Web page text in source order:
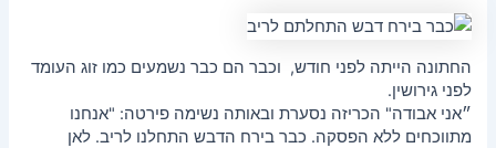
טיפולים
הרצאות וסדנאות
החתונה הייתה לפני חודש, וכבר הם כבר נשמעים כמו זוג העומד
לפני גירושין.
״אני אבודה" הכריזה נסערת ובאותה נשימה פירטה: "אנחנו
מתווכחים ללא הפסקה. כבר בירח הדבש התחלנו לריב. לאן